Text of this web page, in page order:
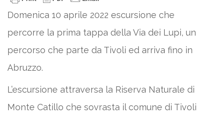
Domenica 10 aprile 2022 escursione che
percorre la prima tappa della Via dei Lupi, un
percorso che parte da Tivoli ed arriva fino in
Abruzzo.
L’escursione attraversa la Riserva Naturale di
Monte Catillo che sovrasta il comune di Tivoli